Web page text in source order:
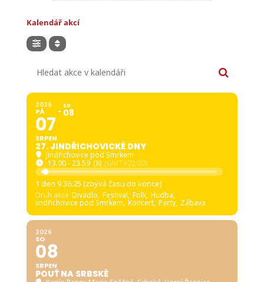
Kalendář akcí
2026
PÁ
07
SRPEN
SO
08
27. JINDŘICHOVICKÉ DNY
Jindřichovice pod Smrkem
13.00 - 23.59 (8) (GMT+02:00)
1 den 9:36:24 (zbývá času do konce)
Druh akce Divadlo, Festival, Folk, Hudba,
Jindřichovice pod Smrkem, Koncert, Party, Zábava
2026
SO
08
SRPEN
POUŤ NA SRBSKÉ